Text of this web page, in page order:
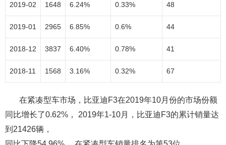
2019-02 1648 6.24% 0.33% 48
2019-01 2965 6.85% 0.6% 44
2018-12 3837 6.40% 0.78% 41
2018-11 1568 3.16% 0.32% 67
在紧凑型车市场，比亚迪F3在2019年10月份的市场份额
同比增长了0.62%， 2019年1-10月，比亚迪F3的累计销量达
到21426辆，